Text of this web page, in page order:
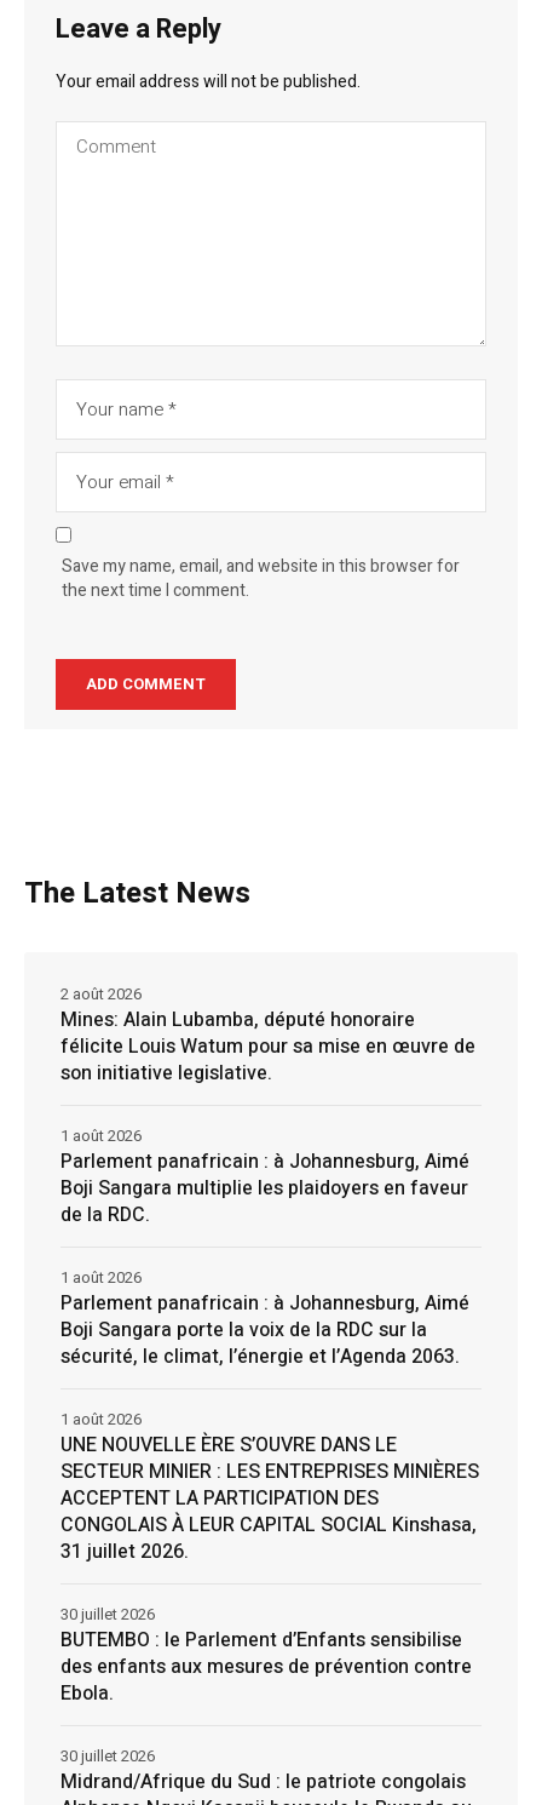
Leave a Reply
Your email address will not be published.
Save my name, email, and website in this browser for
the next time I comment.
The Latest News
Mines: Alain Lubamba, député honoraire
félicite Louis Watum pour sa mise en œuvre de
son initiative legislative.
2 août 2026
Parlement panafricain : à Johannesburg, Aimé
Boji Sangara multiplie les plaidoyers en faveur
de la RDC.
1 août 2026
Parlement panafricain : à Johannesburg, Aimé
Boji Sangara porte la voix de la RDC sur la
sécurité, le climat, l’énergie et l’Agenda 2063.
1 août 2026
UNE NOUVELLE ÈRE S’OUVRE DANS LE
SECTEUR MINIER : LES ENTREPRISES MINIÈRES
ACCEPTENT LA PARTICIPATION DES
CONGOLAIS À LEUR CAPITAL SOCIAL Kinshasa,
31 juillet 2026.
1 août 2026
BUTEMBO : le Parlement d’Enfants sensibilise
des enfants aux mesures de prévention contre
Ebola.
30 juillet 2026
Midrand/Afrique du Sud : le patriote congolais
30 juillet 2026